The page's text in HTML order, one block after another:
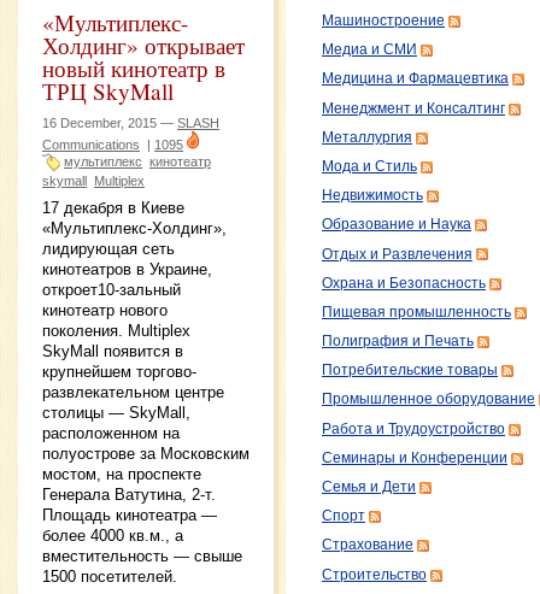
«Мультиплекс-
Холдинг» открывает
новый кинотеатр в
ТРЦ SkyMall
16 December, 2015 — SLASH
Communications | 1095
мультиплекс кинотеатр
skymall Multiplex
17 декабря в Киеве
«Мультиплекс-Холдинг»,
лидирующая сеть
кинотеатров в Украине,
откроет10-зальный
кинотеатр нового
поколения. Multiplex
SkyMall появится в
крупнейшем торгово-
развлекательном центре
столицы — SkyMall,
расположенном на
полуострове за Московским
мостом, на проспекте
Генерала Ватутина, 2-т.
Площадь кинотеатра —
более 4000 кв.м., а
вместительность — свыше
1500 посетителей.
Машиностроение
Медиа и СМИ
Медицина и Фармацевтика
Менеджмент и Консалтинг
Металлургия
Мода и Стиль
Недвижимость
Образование и Наука
Отдых и Развлечения
Охрана и Безопасность
Пищевая промышленность
Полиграфия и Печать
Потребительские товары
Промышленное оборудование
Работа и Трудоустройство
Семинары и Конференции
Семья и Дети
Спорт
Страхование
Строительство